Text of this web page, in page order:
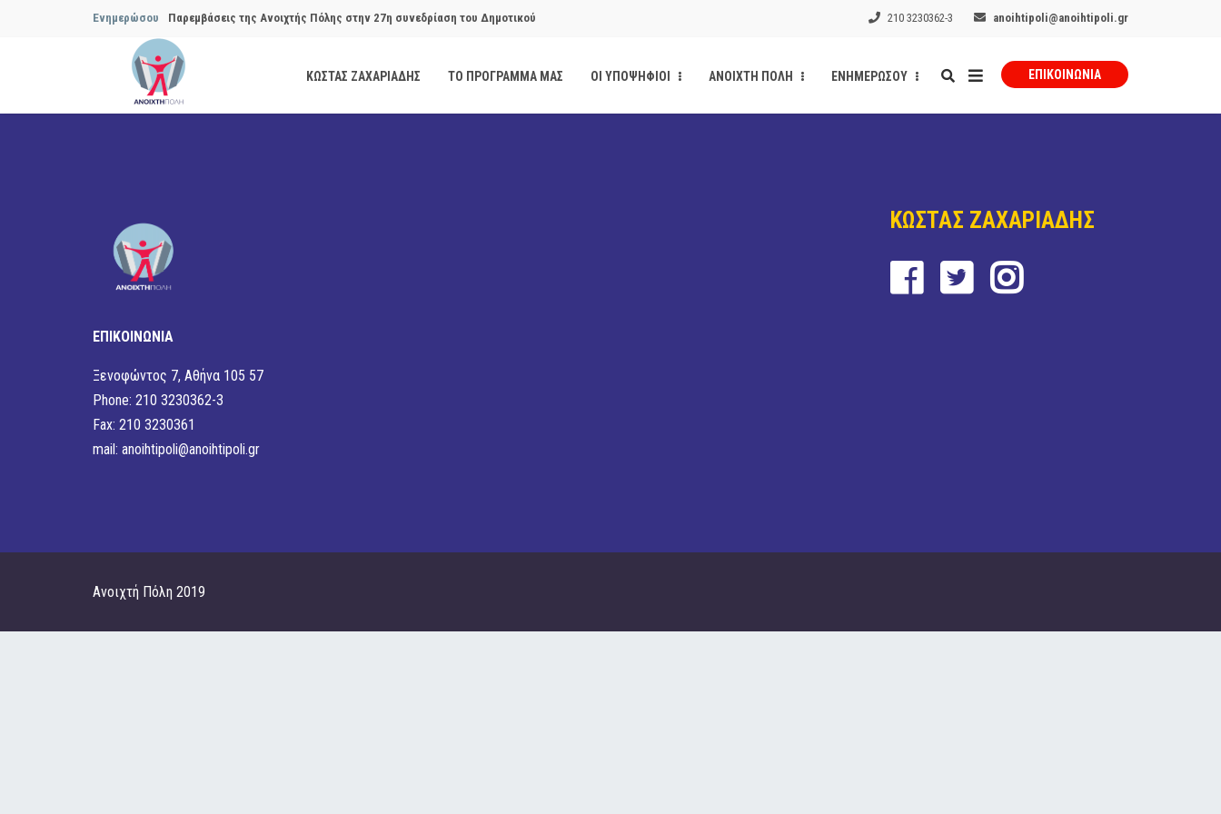
Ενημερώσου Παρεμβάσεις της Ανοιχτής Πόλης στην 27η συνεδρίαση του Δημοτικού
Συμβουλίου του Δήμου…
Παρεμβάσεις της Ανοιχτής Πόλης στην 29η συνεδρίαση του Δημοτικού
Θεσμική θωράκιση των εγκύων αιρετών μετά από την παρέμβαση της Ανοιχτής
ασφάλειας στην Κυψέλη
210 3230362-3 anoihtipoli@anoihtipoli.gr
ΚΩΣΤΑΣ ΖΑΧΑΡΙΑΔΗΣ ΤΟ ΠΡΟΓΡΑΜΜΑ ΜΑΣ ΟΙ ΥΠΟΨΗΦΙΟΙ ΑΝΟΙΧΤΗ ΠΟΛΗ ΕΝΗΜΕΡΩΣΟΥ ΕΠΙΚΟΙΝΩΝΊΑ
ΕΠΙΚΟΙΝΩΝΙΑ
Ξενοφώντος 7, Αθήνα 105 57
Phone: 210 3230362-3
Fax: 210 3230361
mail: anoihtipoli@anoihtipoli.gr
ΚΩΣΤΑΣ ΖΑΧΑΡΙΑΔΗΣ
Ανοιχτή Πόλη 2019